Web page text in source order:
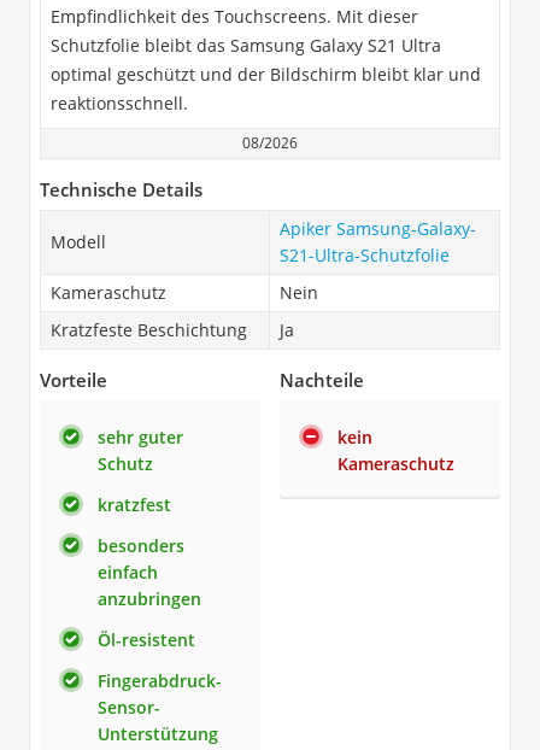
Empfindlichkeit des Touchscreens. Mit dieser
Schutzfolie bleibt das Samsung Galaxy S21 Ultra
optimal geschützt und der Bildschirm bleibt klar und
reaktionsschnell.
08/2026
Technische Details
Modell
Apiker Samsung-Galaxy-
S21-Ultra-Schutzfolie
Kameraschutz
Nein
Kratzfeste Beschichtung
Ja
Vorteile
sehr guter
Schutz
kratzfest
besonders
einfach
anzubringen
Öl-resistent
Fingerabdruck-
Sensor-
Unterstützung
Nachteile
kein
Kameraschutz